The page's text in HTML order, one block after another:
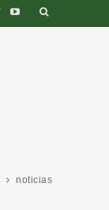
noticias